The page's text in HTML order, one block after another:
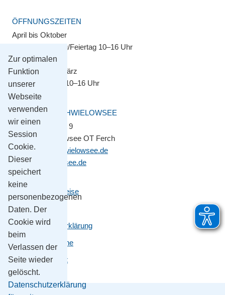
Zur optimalen
Funktion
unserer
Webseite
verwenden
wir einen
Session
Cookie.
Dieser
speichert
keine
personenbezogenen
Daten. Der
Cookie wird
beim
Verlassen der
Seite wieder
gelöscht.
Datenschutzerklärung
ÖFFNUNGSZEITEN
April bis Oktober
Montag–Sonntag/Feiertag 10–16 Uhr
November bis März
Montag–Freitag 10–16 Uhr
GEMEINDE SCHWIELOWSEE
Potsdamer Platz 9
14548 Schwielowsee OT Ferch
gemeinde@schwielowsee.de
www.schwielowsee.de
Kontakt & Anreise
Impressum
Datenschutzerklärung
Leichte Sprache
Barrierefreiheit